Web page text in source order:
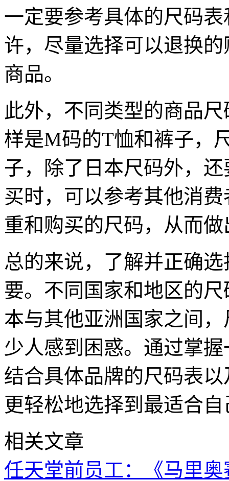
一定要参考具体的尺码
许，尽量选择可以退换
商品。
此外，不同类型的商品
样是M码的T恤和裤子，
子，除了日本尺码外，
买时，可以参考其他消
重和购买的尺码，从而
总的来说，了解并正确
要。不同国家和地区的
本与其他亚洲国家之间
少人感到困惑。通过掌
结合具体品牌的尺码表
更轻松地选择到最适合
相关文章
任天堂前员工：《马里